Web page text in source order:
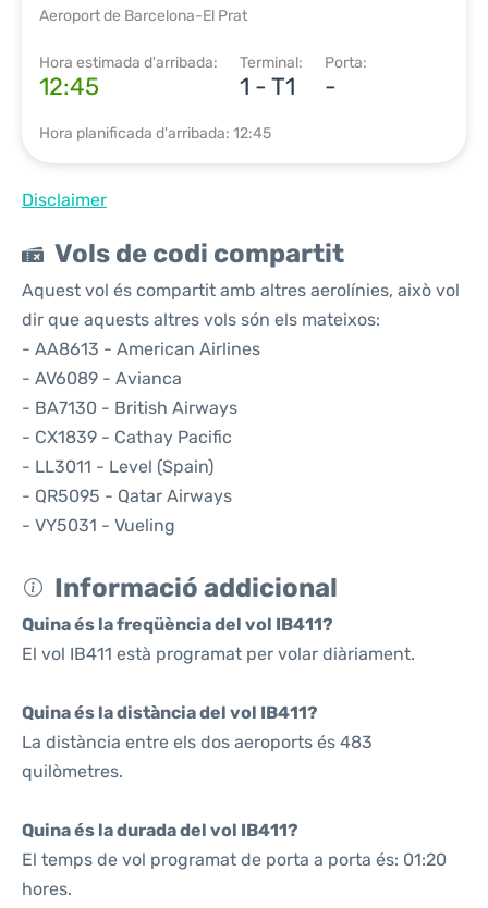
Aeroport de Barcelona-El Prat
Hora estimada d'arribada:
12:45
Terminal:
1 - T1
Porta:
-
Hora planificada d'arribada: 12:45
Disclaimer
Vols de codi compartit
Aquest vol és compartit amb altres aerolínies, això vol
dir que aquests altres vols són els mateixos:
- AA8613 - American Airlines
- AV6089 - Avianca
- BA7130 - British Airways
- CX1839 - Cathay Pacific
- LL3011 - Level (Spain)
- QR5095 - Qatar Airways
- VY5031 - Vueling
Informació addicional
Quina és la freqüència del vol IB411?
El vol IB411 està programat per volar diàriament.
Quina és la distància del vol IB411?
La distància entre els dos aeroports és 483
quilòmetres.
Quina és la durada del vol IB411?
El temps de vol programat de porta a porta és: 01:20
hores.